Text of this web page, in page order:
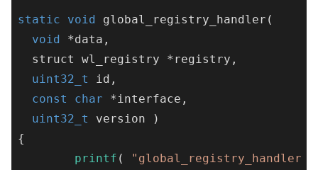
static void global_registry_handler (
void *data,
  struct wl_registry *registry,
uint32_t
id,
const
char *interface,
uint32_t
version )
{
printf (
"global_registry_handler